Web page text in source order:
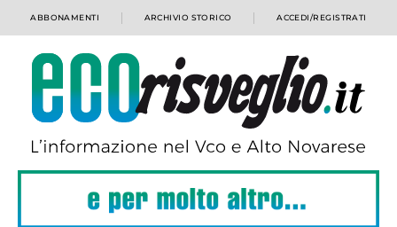
ABBONAMENTI ARCHIVIO STORICO ACCEDI/REGISTRATI